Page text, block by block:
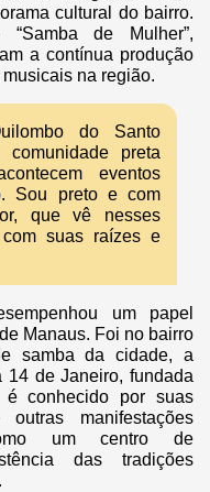
cultural do bairro.
de Mulher”,
a contínua produção
na região.
do Santo
preta
eventos
Sou preto e com
que vê nesses
suas raízes e
um papel
Manaus. Foi no bairro
samba da cidade, a
14 de Janeiro, fundada
conhecido por suas
manifestações
um centro de
das tradições